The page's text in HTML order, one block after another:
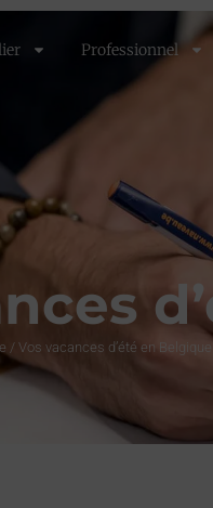
Professionnel
/ Vos vacances d’été en Belgique